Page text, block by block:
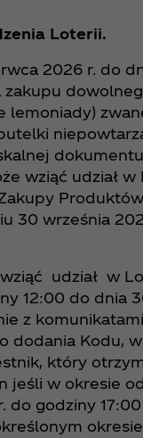
Loterii.
2026 r. do
lemoniady)
wziąć udział
30 września
udział w
12:00 do dnia
z
dodania Kodu,
który
jeśli w okresie
do godziny